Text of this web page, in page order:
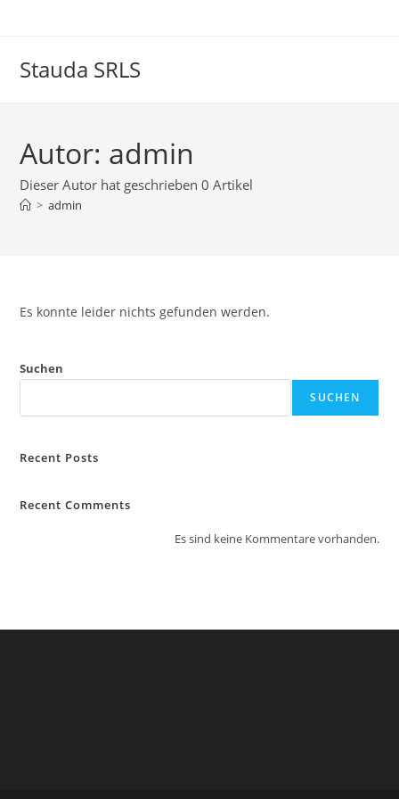
Stauda SRLS
Autor: admin
Dieser Autor hat geschrieben 0 Artikel
> admin
Es konnte leider nichts gefunden werden.
Suchen
SUCHEN
Recent Posts
Recent Comments
Es sind keine Kommentare vorhanden.